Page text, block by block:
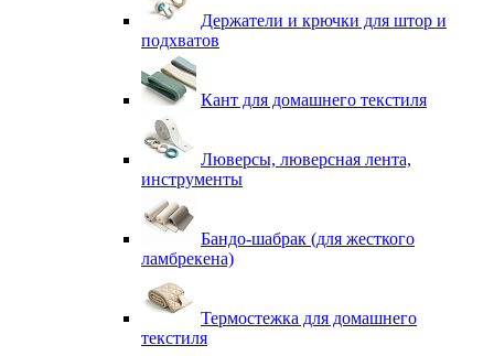
Держатели и крючки для штор и
подхватов
Кант для домашнего текстиля
Люверсы, люверсная лента,
инструменты
Бандо-шабрак (для жесткого
ламбрекена)
Термостежка для домашнего
текстиля